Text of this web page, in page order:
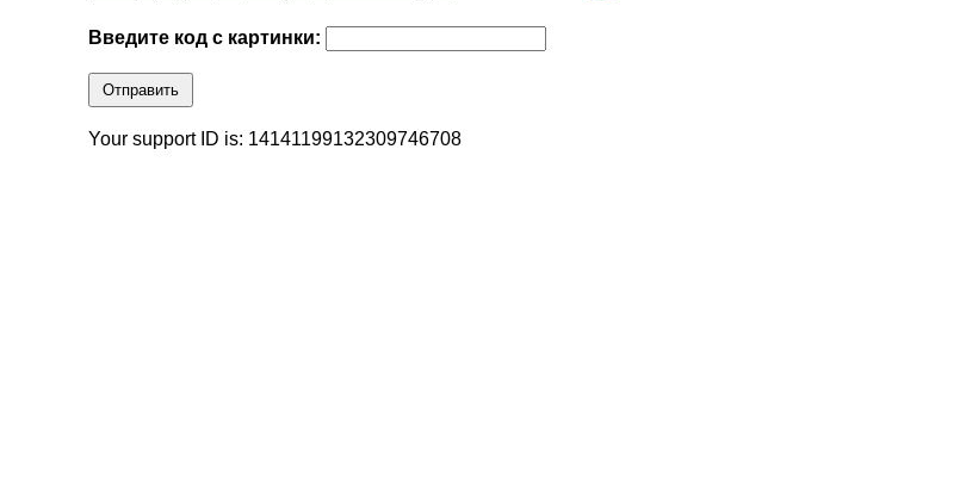
Введите код с картинки:
Отправить
Your support ID is: 14141199132309746708